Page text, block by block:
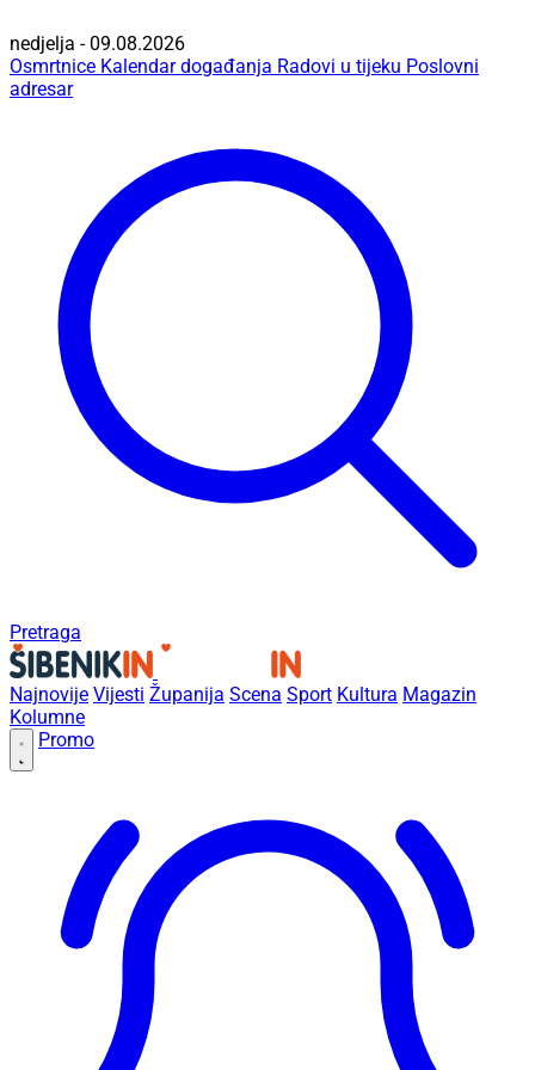
nedjelja - 09.08.2026
Osmrtnice Kalendar događanja Radovi u tijeku Poslovni
adresar
Pretraga
Najnovije Vijesti Županija Scena Sport Kultura Magazin
Kolumne
Promo